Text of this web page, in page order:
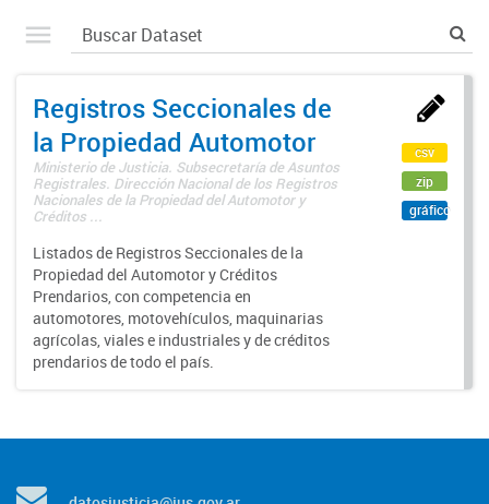
Registros Seccionales de
la Propiedad Automotor
Ministerio de Justicia. Subsecretaría de Asuntos
Registrales. Dirección Nacional de los Registros
Nacionales de la Propiedad del Automotor y
Créditos ...
Listados de Registros Seccionales de la
Propiedad del Automotor y Créditos
Prendarios, con competencia en
automotores, motovehículos, maquinarias
agrícolas, viales e industriales y de créditos
prendarios de todo el país.
csv
zip
gráfico